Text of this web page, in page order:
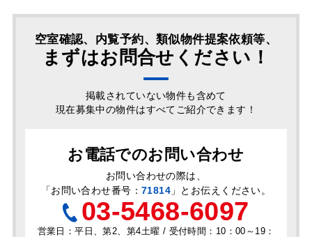
空室確認、内覧予約、類似物件提案依頼等、
まずはお問合せください！
掲載されていない物件も含めて
現在募集中の物件はすべてご紹介できます！
お電話でのお問い合わせ
お問い合わせの際は、
「お問い合わせ番号： 71814 」とお伝えください。
03-5468-6097
営業日：平日、第2、第4土曜 / 受付時間：10：00～19：